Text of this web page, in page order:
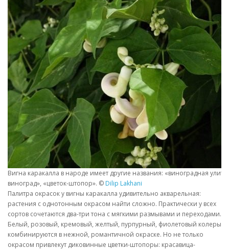
Вигна каракалла в народе имеет другие названия: «виноградная
виноград», «цветок-штопор». © Dilip Lakhani
Палитра окрасок у вигны каракалла удивительно акварельная:
растения с однотонным окрасом найти сложно. Практически у всех
сортов сочетаются два-три тона с мягкими размывами и переходами.
Белый, розовый, кремовый, желтый, пурпурный, фиолетовый колеры
комбинируются в нежной, романтичной окраске. Но не только
окрасом привлекут диковинные цветки-штопоры: красавица-